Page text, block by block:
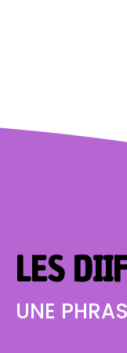
LES
UNE